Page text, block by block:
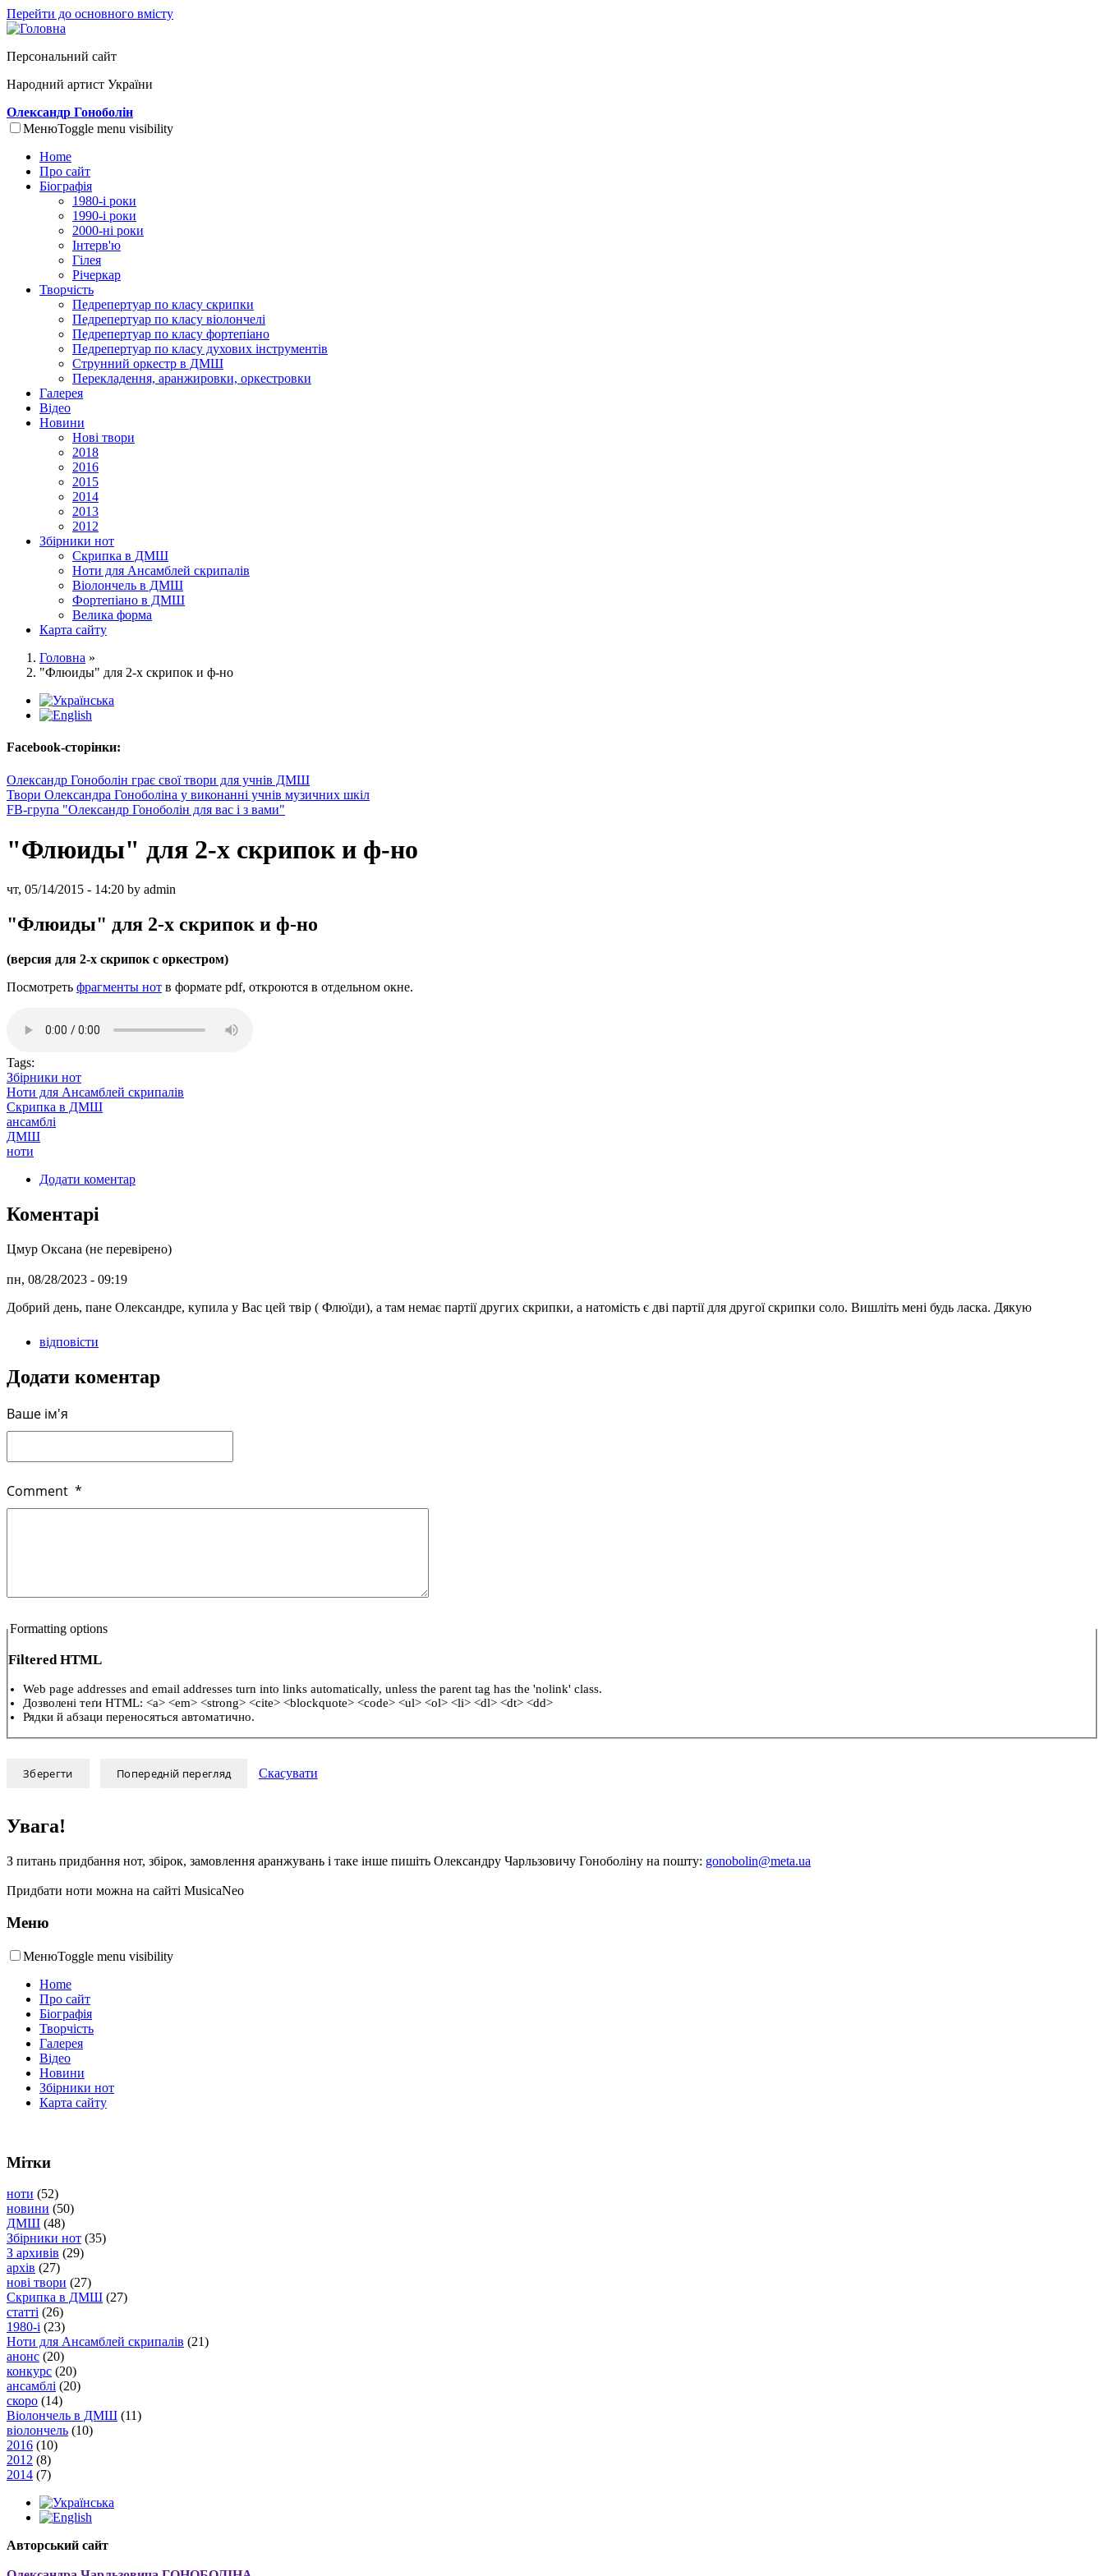
Перейти до основного вмісту
Персональний сайт
Народний артист України
Олександр Гоноболін
МенюToggle menu visibility
Home
Про сайт
Біографія
1980-і роки
1990-і роки
2000-ні роки
Інтерв'ю
Гілея
Річеркар
Творчість
Педрепертуар по класу скрипки
Педрепертуар по класу віолончелі
Педрепертуар по класу фортепіано
Педрепертуар по класу духових інструментів
Струнний оркестр в ДМШ
Перекладення, аранжировки, оркестровки
Галерея
Відео
Новини
Нові твори
2018
2016
2015
2014
2013
2012
Збірники нот
Скрипка в ДМШ
Ноти для Ансамблей скрипалів
Віолончель в ДМШ
Фортепіано в ДМШ
Велика форма
Карта сайту
Головна »
"Флюиды" для 2-х скрипок и ф-но
Facebook-сторінки:
Олександр Гоноболін грає свої твори для учнів ДМШ
Твори Олександра Гоноболіна у виконанні учнів музичних шкіл
FB-група "Олександр Гоноболін для вас і з вами"
"Флюиды" для 2-х скрипок и ф-но
чт, 05/14/2015 - 14:20 by admin
"Флюиды" для 2-х скрипок и ф-но
(версия для 2-х скрипок с оркестром)
Посмотреть фрагменты нот в формате pdf, откроются в отдельном окне.
Tags:
Збірники нот
Ноти для Ансамблей скрипалів
Скрипка в ДМШ
ансамблі
ДМШ
ноти
Додати коментар
Коментарі
Цмур Оксана (не перевірено)
пн, 08/28/2023 - 09:19
Добрий день, пане Олександре, купила у Вас цей твір ( Флюїди), а там немає партії других скрипки, а натомість є дві партії для другої скрипки соло. Вишліть мені будь ласка. Дякую
відповісти
Додати коментар
Ваше ім'я
Comment *
Formatting options
Filtered HTML
Web page addresses and email addresses turn into links automatically, unless the parent tag has the 'nolink' class.
Дозволені теґи HTML: <a> <em> <strong> <cite> <blockquote> <code> <ul> <ol> <li> <dl> <dt> <dd>
Рядки й абзаци переносяться автоматично.
Скасувати
Увага!
З питань придбання нот, збірок, замовлення аранжувань і таке інше пишіть Олександру Чарльзовичу Гоноболіну на пошту: gonobolin@meta.ua
Придбати ноти можна на сайті MusicaNeo
Меню
МенюToggle menu visibility
Home
Про сайт
Біографія
Творчість
Галерея
Відео
Новини
Збірники нот
Карта сайту
Мітки
ноти (52)
новини (50)
ДМШ (48)
Збірники нот (35)
З архивів (29)
архів (27)
нові твори (27)
Скрипка в ДМШ (27)
статті (26)
1980-і (23)
Ноти для Ансамблей скрипалів (21)
анонс (20)
конкурс (20)
ансамблі (20)
скоро (14)
Віолончель в ДМШ (11)
віолончель (10)
2016 (10)
2012 (8)
2014 (7)
Авторський сайт